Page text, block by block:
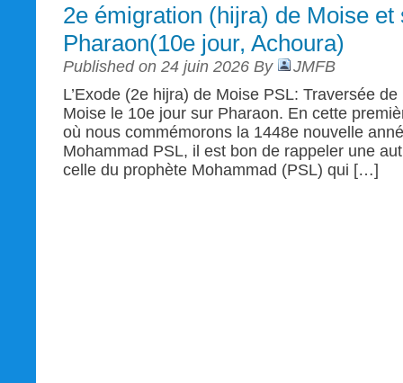
2e émigration (hijra) de Moise et
Pharaon(10e jour, Achoura)
Published on 24 juin 2026 By
JMFB
L’Exode (2e hijra) de Moise PSL: Traversée
Moise le 10e jour sur Pharaon. En cette
où nous commémorons la 1448e nouvelle
Mohammad PSL, il est bon de rappeler une
celle du prophète Mohammad (PSL) qui […]